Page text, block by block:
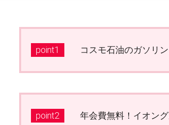
point1 コスモ石油のガソリ
point2 年会費無料！イオン